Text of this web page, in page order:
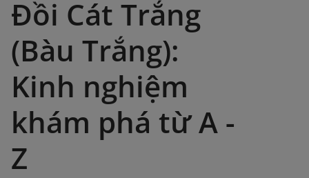
Đồi Cát Trắng
(Bàu Trắng):
Kinh nghiệm
khám phá từ A -
Z